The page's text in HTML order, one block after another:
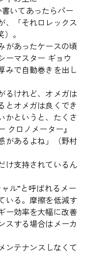
いてあったらパー
、「それロレックス
。
があったケースの頃
ーマスター ギョウ
みで自動巻きを出し
るけれど、オメガは
とオメガは良くでき
かというと、たくさ
クロノメーター』
があるよね」（野村
け支持されているん
ル”と呼ばれるメー
いる。摩擦を低減す
ー効率を大幅に改善
スする場合はメーカ
ンテナンスしなくて